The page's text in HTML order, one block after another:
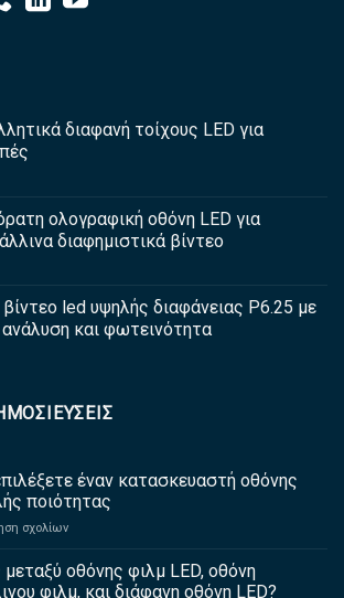
διαφανή τοίχους LED για
ολογραφική οθόνη LED για
διαφημιστικά βίντεο
led υψηλής διαφάνειας P6.25 με
και φωτεινότητα
έναν κατασκευαστή οθόνης
ποιότητας
σχολίωνεπί
να
επιλέξετε
οθόνης φιλμ LED, οθόνη
φιλμ, και διάφανη οθόνη LED?